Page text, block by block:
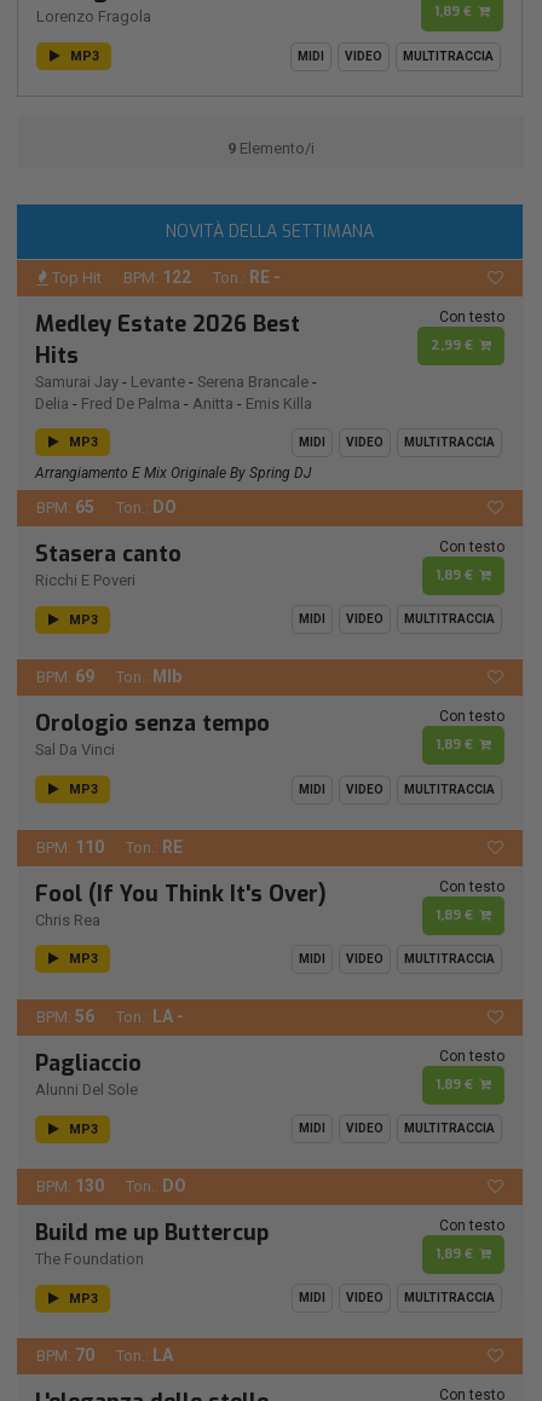
Lorenzo Fragola 1,89 €
MP3 MIDI VIDEO MULTITRACCIA
9 Elemento/i
NOVITÀ DELLA SETTIMANA
Top Hit BPM: 122 Ton.: RE -
Medley Estate 2026 Best
Hits
Samurai Jay - Levante - Serena Brancale -
Delia - Fred De Palma - Anitta - Emis Killa
Con testo
2,99 €
MP3 MIDI VIDEO MULTITRACCIA
Arrangiamento E Mix Originale By Spring DJ
BPM: 65 Ton.: DO
Stasera canto
Ricchi E Poveri
Con testo
1,89 €
MP3 MIDI VIDEO MULTITRACCIA
BPM: 69 Ton.: MIb
Orologio senza tempo
Sal Da Vinci
Con testo
1,89 €
MP3 MIDI VIDEO MULTITRACCIA
BPM: 110 Ton.: RE
Fool (If You Think It's Over)
Chris Rea
Con testo
1,89 €
MP3 MIDI VIDEO MULTITRACCIA
BPM: 56 Ton.: LA -
Pagliaccio
Alunni Del Sole
Con testo
1,89 €
MP3 MIDI VIDEO MULTITRACCIA
BPM: 130 Ton.: DO
Build me up Buttercup
The Foundation
Con testo
1,89 €
MP3 MIDI VIDEO MULTITRACCIA
BPM: 70 Ton.: LA
Con testo